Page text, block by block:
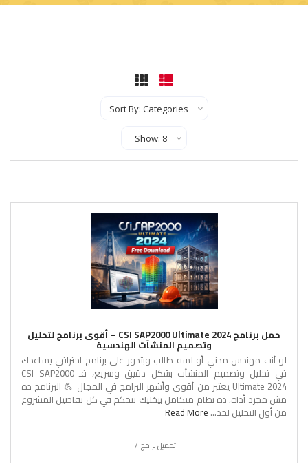
Sort By
Show Records Per Page
حمل برنامج CSI SAP2000 Ultimate 2024 – أقوى برنامج لتحليل
وتصميم المنشآت الهندسية
لو أنت مهندس مدني أو لسه طالب وبتدور على برنامج احترافي يساعدك
في تحليل وتصميم المنشآت بشكل دقيق وسريع، فـ CSI SAP2000
Ultimate 2024 يعتبر من أقوى وأشهر البرامج في المجال 💪 البرنامج ده
مش مجرد أداة، ده نظام متكامل بيخليك تتحكم في كل تفاصيل المشروع
من أول التحليل لحد... Read More
تحميل برامج